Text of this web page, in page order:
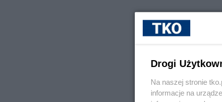
Drogi
Na naszej stronie
informacje na